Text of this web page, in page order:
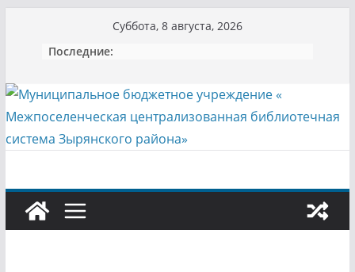
содержимому
Суббота, 8 августа, 2026
Последние: